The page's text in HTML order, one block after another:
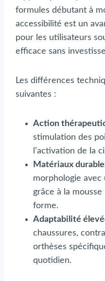
formules débutant à
accessibilité est un
pour les utilisateurs
efficace sans
Les différences
suivantes :
Action
stimulation des
l’activation de la
Matériaux
morphologie
grâce à la
forme.
Adaptabilité
chaussures,
orthèses
quotidien.